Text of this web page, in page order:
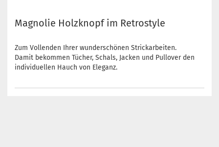
Magnolie Holzknopf im Retrostyle
Zum Vollenden Ihrer wunderschönen Strickarbeiten.
Damit bekommen Tücher, Schals, Jacken und Pullover den
individuellen Hauch von Eleganz.